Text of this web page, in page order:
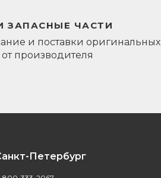
ЗАПАСНЫЕ ЧАСТИ
и поставки оригинальных
от производителя
Петербург